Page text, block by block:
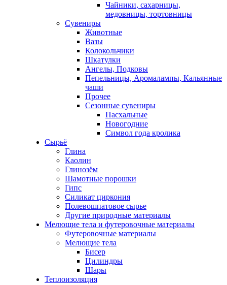
Чайники, сахарницы,
медовницы, тортовницы
Сувениры
Животные
Вазы
Колокольчики
Шкатулки
Ангелы, Подковы
Пепельницы, Аромалампы, Кальянные
чаши
Прочее
Сезонные сувениры
Пасхальные
Новогодние
Символ года кролика
Сырьё
Глина
Каолин
Глинозём
Шамотные порошки
Гипс
Силикат циркония
Полевошпатовое сырье
Другие природные материалы
Мелющие тела и футеровочные материалы
Футеровочные материалы
Мелющие тела
Бисер
Цилиндры
Шары
Теплоизоляция